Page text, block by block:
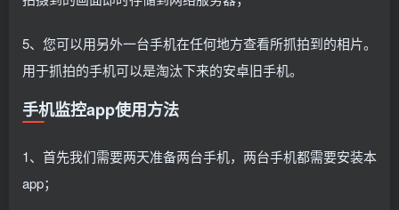
5、您可以用另外一台手机在任何地方查看所抓拍到的相片。
用于抓拍的手机可以是淘汰下来的安卓旧手机。
手机监控app使用方法
1、首先我们需要两天准备两台手机，两台手机都需要安装本
app；